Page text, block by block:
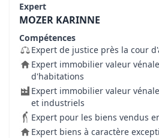
Expert
MOZER KARINNE
Compétences
Expert de justice près la cour
Expert immobilier valeur
d'habitations
Expert immobilier valeur
et industriels
Expert pour les biens vendus
Expert biens à caractère